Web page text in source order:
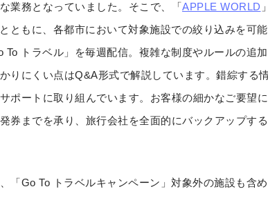
業務となっていました。そこで、「APPLE WORLD
ともに、各都市において対象施設での絞り込みを可能
トラベル」を毎週配信。複雑な制度やルールの追
りにくい点はQ&A形式で解説しています。錯綜する
ポートに取り組んでいます。お客様の細かなご要望
券までを承り、旅行会社を全面的にバックアップす
「Go To トラベルキャンペーン」対象外の施設も含